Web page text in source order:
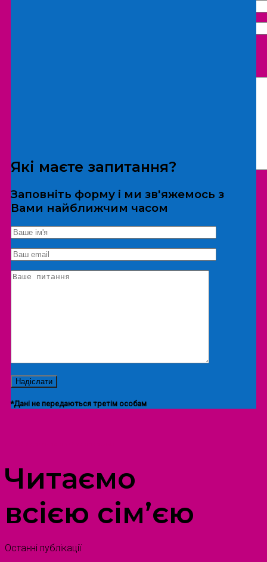
*Дані не передаються третім особам
Екскурсія/локація
Які маєте запитання?
Заповніть форму і ми зв'яжемось з
Вами найближчим часом
*Дані не передаються третім особам
Читаємо
всією сім’єю
Останні публікації